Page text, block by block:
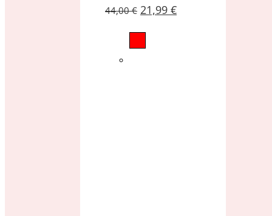
44,00€ 21,99 €